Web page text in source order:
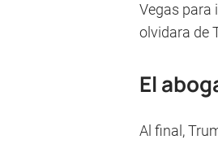
Vegas para
olvidara de
El
Al final,